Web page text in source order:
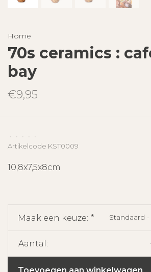
Home
70s ceramics :
bay
€9,95
• • • •
•
Artikelcode KST0009
10,8x7,5x8cm
Maak een keuze: * Standaard
Aantal:
Toevoegen aan winkelwagen